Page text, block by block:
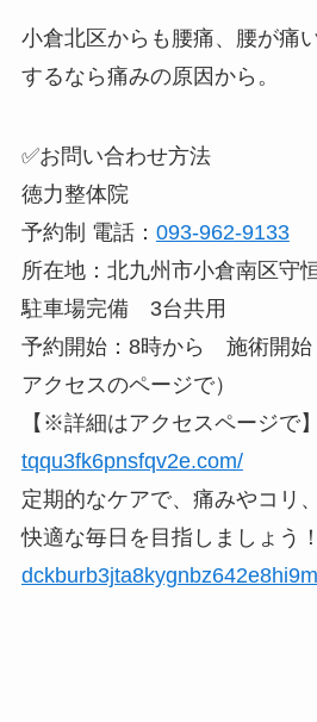
小倉北区からも腰痛、腰が痛
するなら痛みの原因から。
✅お問い合わせ方法
徳力整体院
予約制 電話： 093-962-9133
所在地：北九州市小倉南区守
駐車場完備 3台共用
予約開始：8時から 施術開始
アクセスのページで）
【※詳細はアクセスページで】
tqqu3fk6pnsfqv2e.com/
定期的なケアで、痛みやコリ
快適な毎日を目指しましょう！